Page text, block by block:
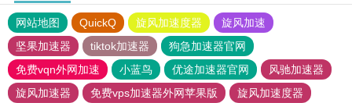
网站地图 QuickQ 旋风加速度器
旋风加速
坚果加速器
tiktok加速器
狗急加速器官网
免费vqn外网加速
小蓝鸟 优途加速器官网
风驰加速器
旋风加速器
免费vps加速器外网苹果版
旋风加速度器